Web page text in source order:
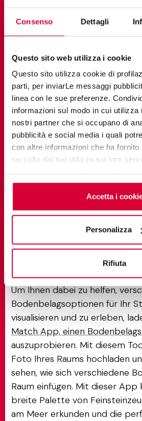
Consenso Dettagli
Questo sito web utilizza i cookie
Questo sito utilizza cookie di
parti, per inviarLe messaggi
linea con le sue preferenze.
informazioni sul modo in cui utilizza
nostri partner che si occupano di
pubblicità e social media i quali
con altre informazioni che ha fornito
raccolto dal tuo utilizzo sui loro
cookieclicchi qui. Il consenso può
cliccando sul tasto “Accetta i
cookie di profilazione può negare il
Accetta i
Personalizza
Rifiuta
percorsi extra pietra di barge
Entdecken
Möglichkeiten mit
Um Ihnen dabei zu helfen,
Bodenbelagsoptionen für Ihr
visualisieren und zu erleben,
Match App, einen
auszuprobieren. Mit diesem
Foto Ihres Raums hochladen
sehen, wie sich verschiedene
Raum einfügen. Mit dieser App
breite Palette von
am Meer erkunden und die